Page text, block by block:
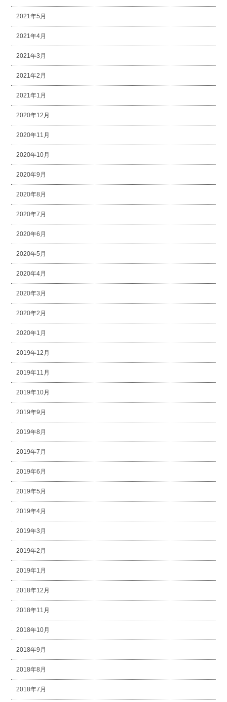
2021年5月
2021年4月
2021年3月
2021年2月
2021年1月
2020年12月
2020年11月
2020年10月
2020年9月
2020年8月
2020年7月
2020年6月
2020年5月
2020年4月
2020年3月
2020年2月
2020年1月
2019年12月
2019年11月
2019年10月
2019年9月
2019年8月
2019年7月
2019年6月
2019年5月
2019年4月
2019年3月
2019年2月
2019年1月
2018年12月
2018年11月
2018年10月
2018年9月
2018年8月
2018年7月